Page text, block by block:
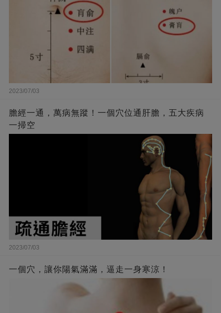
2023/07/03
膽經一通，萬病無蹤！一個穴位通肝膽，五大疾病
一掃空
2023/07/03
一個穴，讓你陽氣滿滿，逼走一身寒涼！